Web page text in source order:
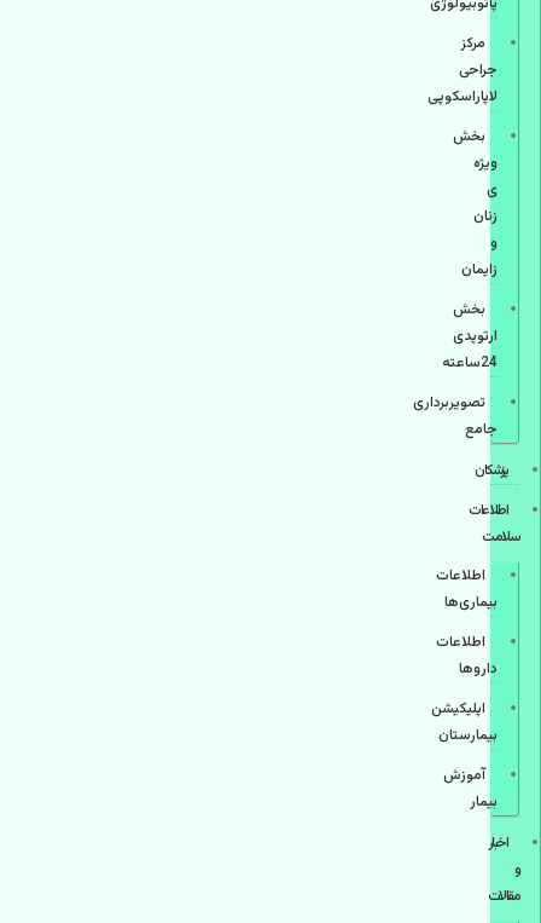
مرکز
جراحی
لاپاراسکوپی
بخش
ویژه
ی
زنان
و
زایمان
بخش
ارتوپدی
24ساعته
تصویربرداری
جامع
پزشكان
اطلاعات
سلامت
اطلاعات
بیماری‌ها
اطلاعات
دارو‌ها
اپليكيشن
بيمارستان
آموزش
بیمار
اخبار
و
مقالات